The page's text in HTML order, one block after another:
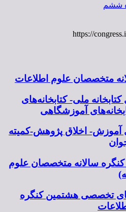
ششم
متخصصان علوم اطلاعات
ملی- کتابخانه‌های
آموزشگاهی
اخلاق پژوهش-کمیته
سالانه متخصصان علوم
تخصصی هشتمین کنگره